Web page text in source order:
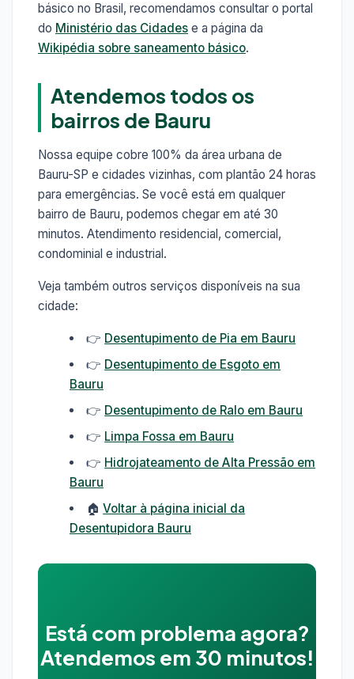
básico no Brasil, recomendamos consultar o portal
do Ministério das Cidades e a página da
Wikipédia sobre saneamento básico.
Atendemos todos os
bairros de Bauru
Nossa equipe cobre 100% da área urbana de
Bauru-SP e cidades vizinhas, com plantão 24 horas
para emergências. Se você está em qualquer
bairro de Bauru, podemos chegar em até 30
minutos. Atendimento residencial, comercial,
condominial e industrial.
Veja também outros serviços disponíveis na sua
cidade:
👉 Desentupimento de Pia em Bauru
👉 Desentupimento de Esgoto em
Bauru
👉 Desentupimento de Ralo em Bauru
👉 Limpa Fossa em Bauru
👉 Hidrojateamento de Alta Pressão em
Bauru
🏠Voltar à página inicial da
Desentupidora Bauru
Está com problema agora?
Atendemos em 30 minutos!